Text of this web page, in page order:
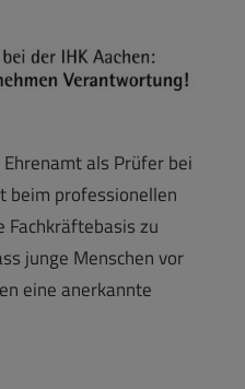
als Prüfer bei
beim professionellen
zu
junge Menschen vor
eine anerkannte